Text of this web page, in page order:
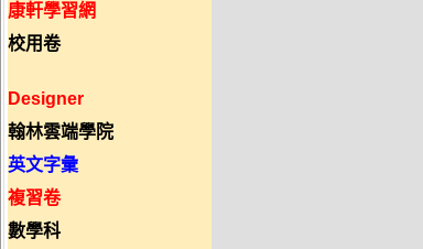
康軒學習網
校用卷
Designer
翰林雲端學院
英文字彙
複習卷
數學科